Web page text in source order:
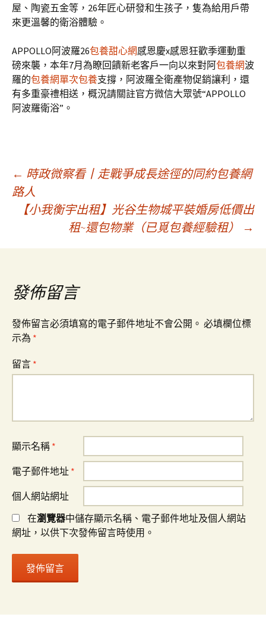
屋、陶瓷五金等，26年匠心研發和生孩子，隻為給用戶帶
來更溫馨的衛浴體驗。
APPOLLO阿波羅26包養甜心網感恩慶x感恩狂歡季運動重
磅來襲，本年7月為瞭回饋新老客戶一向以來對阿包養網波
羅的包養網單次包養支撐，阿波羅全衛產物促銷讓利，還
有多重豪禮相送，概況請關註官方微信大眾號“APPOLLO
阿波羅衛浴”。
文
章
導
覽
← 時政微察看丨走戰爭成長途徑的同約包養網
路人
【小我衡宇出租】光谷生物城平裝婚房低價出
租~還包物業（已覓包養經驗租）
→
發佈留言
發佈留言必須填寫的電子郵件地址不會公開。 必填欄位標
示為 *
留言 *
顯示名稱 *
電子郵件地址 *
個人網站網址
在瀏覽器中儲存顯示名稱、電子郵件地址及個人網站
網址，以供下次發佈留言時使用。